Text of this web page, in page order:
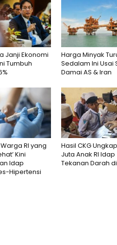
Janji Ekonomi
Tumbuh
Harga Minyak
Sedalam Ini Usai
Damai AS & Iran
RI yang
Kini
Idap
Hipertensi
Hasil CKG
Juta Anak RI Idap
Tekanan Darah